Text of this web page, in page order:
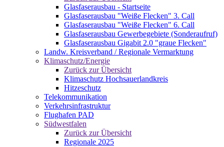
Glasfaserausbau - Startseite
Glasfaserausbau "Weiße Flecken" 3. Call
Glasfaserausbau "Weiße Flecken" 6. Call
Glasfaserausbau Gewerbegebiete (Sonderaufruf)
Glasfaserausbau Gigabit 2.0 "graue Flecken"
Landw. Kreisverband / Regionale Vermarktung
Klimaschutz/Energie
Zurück zur Übersicht
Klimaschutz Hochsauerlandkreis
Hitzeschutz
Telekommunikation
Verkehrsinfrastruktur
Flughafen PAD
Südwestfalen
Zurück zur Übersicht
Regionale 2025